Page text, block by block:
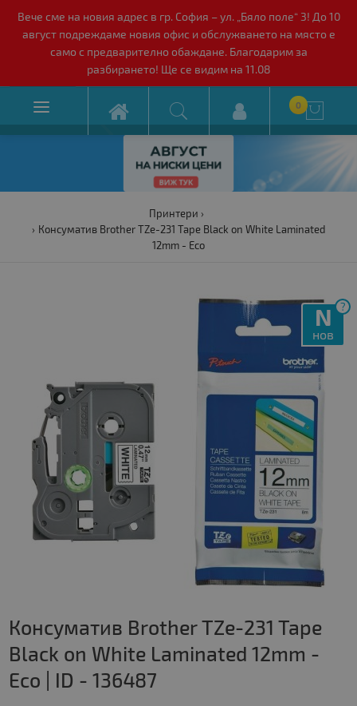
Вече сме на новия адрес в гр. София – ул. „Бяло поле“ 3! До 10
август подреждаме новия офис и обслужването на място е
само с предварително обаждане. Благодарим за
разбирането! Ще се видим на 11.08
 0 
Принтери
Консуматив Brother TZe-231 Tape Black on White Laminated
12mm - Eco
?
N
нов
Консуматив Brother TZe-231 Tape
Black on White Laminated 12mm -
Eco | ID - 136487